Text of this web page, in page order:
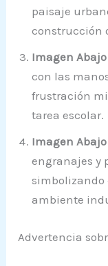
paisaje
construcción
Imagen
con las
frustración
tarea escolar.
Imagen
engranajes y
simbolizando
ambiente
Advertencia